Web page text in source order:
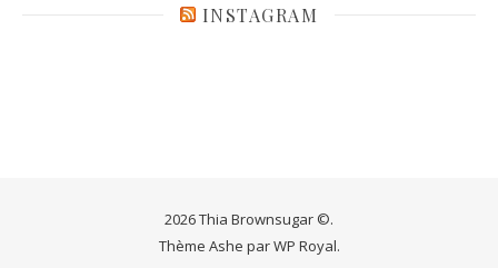
INSTAGRAM
2026 Thia Brownsugar ©.
Thème Ashe parWP Royal.